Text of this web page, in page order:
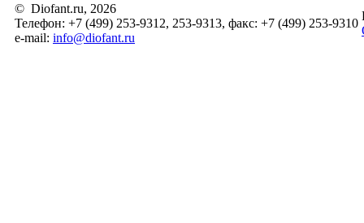
© Diofant.ru, 2026
Телефон: +7 (499) 253-9312, 253-9313, факс: +7 (499) 253-9310
e-mail: info@diofant.ru